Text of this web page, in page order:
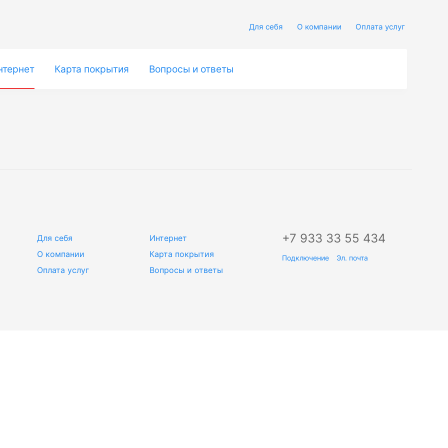
Для себя О компании Оплата услуг
Карта покрытия Вопросы и ответы
Для себя
О компании
Оплата услуг
Интернет
Карта покрытия
Вопросы и ответы
+7 933 33 55 434
Подключение Эл. почта